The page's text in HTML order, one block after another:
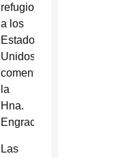
refugio
a los
Estados
Unidos”,
comentó
la
Hna.
Engracia.
Las